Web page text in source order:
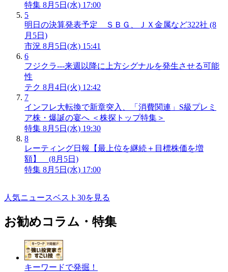
特集 8月5日(水) 17:00
5
明日の決算発表予定 ＳＢＧ、ＪＸ金属など322社 (8
月5日)
市況 8月5日(水) 15:41
6
フジクラ---来週以降に上方シグナルを発生させる可能
性
テク 8月4日(火) 12:42
7
インフレ大転換で新章突入、「消費関連」S級プレミ
ア株・爆誕の宴へ ＜株探トップ特集＞
特集 8月5日(水) 19:30
8
レーティング日報【最上位を継続＋目標株価を増
額】 (8月5日)
特集 8月5日(水) 17:00
人気ニュースベスト30を見る
お勧めコラム・特集
キーワードで発掘！